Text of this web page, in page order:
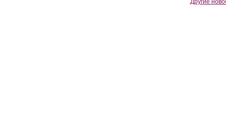
Другие